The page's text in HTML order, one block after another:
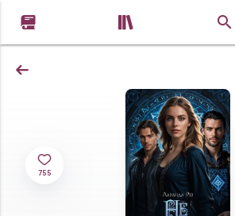

755